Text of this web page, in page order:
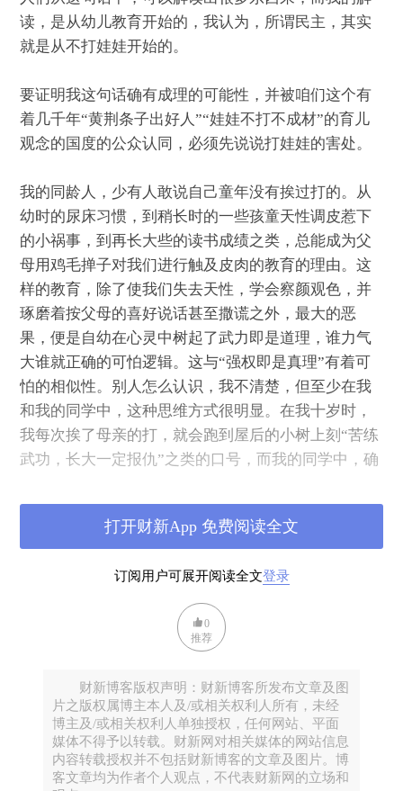
读，是从幼儿教育开始的，我认为，所谓民主，其实
就是从不打娃娃开始的。
要证明我这句话确有成理的可能性，并被咱们这个有
着几千年“黄荆条子出好人”“娃娃不打不成材”的育儿
观念的国度的公众认同，必须先说说打娃娃的害处。
我的同龄人，少有人敢说自己童年没有挨过打的。从
幼时的尿床习惯，到稍长时的一些孩童天性调皮惹下
的小祸事，到再长大些的读书成绩之类，总能成为父
母用鸡毛掸子对我们进行触及皮肉的教育的理由。这
样的教育，除了使我们失去天性，学会察颜观色，并
琢磨着按父母的喜好说话甚至撒谎之外，最大的恶
果，便是自幼在心灵中树起了武力即是道理，谁力气
大谁就正确的可怕逻辑。这与“强权即是真理”有着可
怕的相似性。别人怎么认识，我不清楚，但至少在我
和我的同学中，这种思维方式很明显。在我十岁时，
我每次挨了母亲的打，就会跑到屋后的小树上刻“苦练
武功，长大一定报仇”之类的口号，而我的同学中，确
雄”，但当他成年当了父亲之后，他比父亲当年修理他
还凶猛地修理他的儿子。
除了力量之间的不均衡导致的弱者必须服从强者的规
律之外，父母打娃娃，还基于父母作为强势的一方，
掌握了所谓“正确的话语权”。所有打娃娃事件，总是
以“父母正确，娃娃犯了错”作为条件。而这种条件的
前提，是父母掌握着“正确”与“错误”的解释权，一件
事情的正确与否，由父母的标准为标准，这种状况，
在孩子很小的时候，父母的知识和见识还能够识别正
误时，还大致不会出错；而一旦随着孩子的成长，所
见所知所感以及时代变迁让父母无所适从时，这种辩
订阅用户可展开阅读全文登录
打开财新App 免费阅读全文
0
推荐
财新博客版权声明：财新博客所发布文章及图
片之版权属博主本人及/或相关权利人所有，未经
博主及/或相关权利人单独授权，任何网站、平面
媒体不得予以转载。财新网对相关媒体的网站信息
内容转载授权并不包括财新博客的文章及图片。博
客文章均为作者个人观点，不代表财新网的立场和